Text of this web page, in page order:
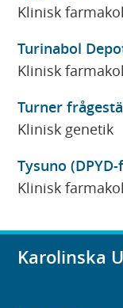
Klinisk
Turinabol
Klinisk
Turner
Klinisk genetik
Tysuno
Klinisk
Karolinska